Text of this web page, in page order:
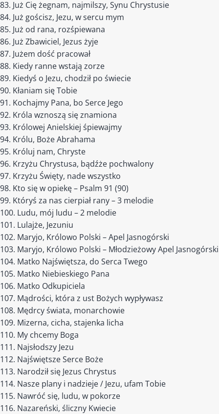
Już Cię żegnam, najmilszy, Synu Chrystusie
Już gościsz, Jezu, w sercu mym
Już od rana, rozśpiewana
Już Zbawiciel, Jezus żyje
Jużem dość pracował
Kiedy ranne wstają zorze
Kiedyś o Jezu, chodził po świecie
Kłaniam się Tobie
Kochajmy Pana, bo Serce Jego
Króla wznoszą się znamiona
Królowej Anielskiej śpiewajmy
Królu, Boże Abrahama
Króluj nam, Chryste
Krzyżu Chrystusa, bądźże pochwalony
Krzyżu Święty, nade wszystko
Kto się w opiekę – Psalm 91 (90)
Któryś za nas cierpiał rany – 3 melodie
Ludu, mój ludu – 2 melodie
Lulajże, Jezuniu
Maryjo, Królowo Polski – Apel Jasnogórski
Maryjo, Królowo Polski – Młodzieżowy Apel Jasnogórski
Matko Najświętsza, do Serca Twego
Matko Niebieskiego Pana
Matko Odkupiciela
Mądrości, która z ust Bożych wypływasz
Mędrcy świata, monarchowie
Mizerna, cicha, stajenka licha
My chcemy Boga
Najsłodszy Jezu
Najświętsze Serce Boże
Narodził się Jezus Chrystus
Nasze plany i nadzieje / Jezu, ufam Tobie
Nawróć się, ludu, w pokorze
Nazareński, śliczny Kwiecie